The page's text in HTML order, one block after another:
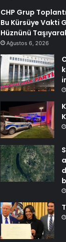
CHP Grup
Bu Kürsüye Vakti
Hüznünü
Ağustos 6, 2026